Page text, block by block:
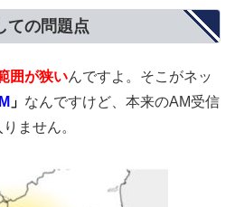
ての問題点
囲が狭いんですよ。そこがネッ
」 なんですけど、本来のAM受信
ません。